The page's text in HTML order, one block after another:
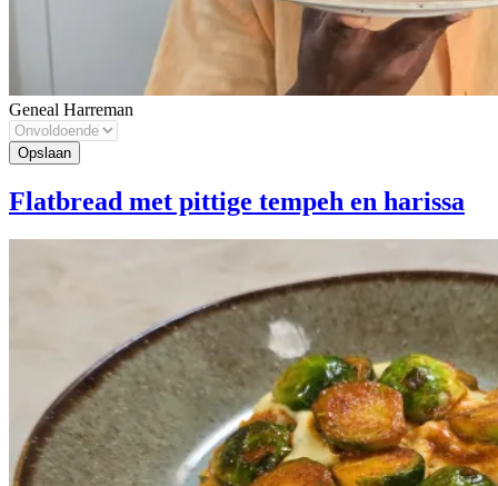
Geneal Harreman
Flatbread met pittige tempeh en harissa